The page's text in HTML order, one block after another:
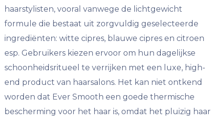
haarstylisten, vooral vanwege de lichtgewicht
formule die bestaat uit zorgvuldig geselecteerde
ingrediënten: witte cipres, blauwe cipres en citroen
esp. Gebruikers kiezen ervoor om hun dagelijkse
schoonheidsritueel te verrijken met een luxe, high-
end product van haarsalons. Het kan niet ontkend
worden dat Ever Smooth een goede thermische
bescherming voor het haar is, omdat het pluizig haar